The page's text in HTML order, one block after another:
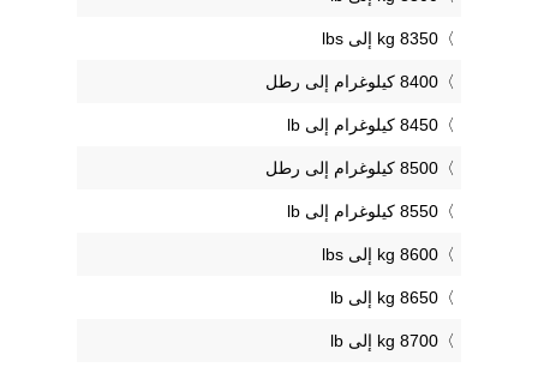
8350 kg إلى lbs
8400 كيلوغرام إلى رطل
8450 كيلوغرام إلى lb
8500 كيلوغرام إلى رطل
8550 كيلوغرام إلى lb
8600 kg إلى lbs
8650 kg إلى lb
8700 kg إلى lb